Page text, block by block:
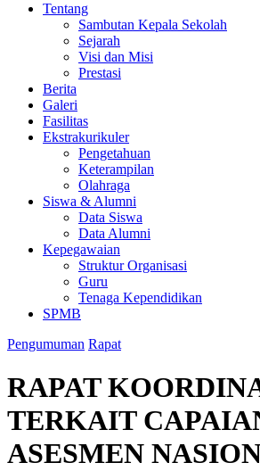
Tentang
Sambutan Kepala Sekolah
Sejarah
Visi dan Misi
Prestasi
Berita
Galeri
Fasilitas
Ekstrakurikuler
Pengetahuan
Keterampilan
Olahraga
Siswa & Alumni
Data Siswa
Data Alumni
Kepegawaian
Struktur Organisasi
Guru
Tenaga Kependidikan
SPMB
Pengumuman Rapat
RAPAT
TERKAIT
ASESMEN